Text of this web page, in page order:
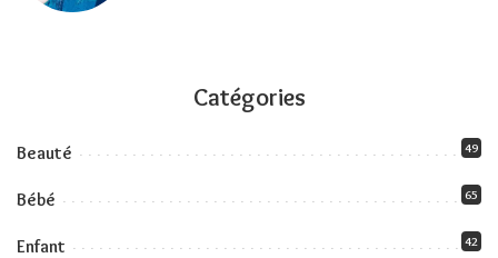
Catégories
Beauté 49
Bébé 65
Enfant 42